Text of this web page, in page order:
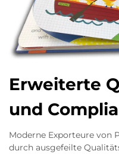
Erweiterte
und
Moderne Exporteure von
durch ausgefeilte